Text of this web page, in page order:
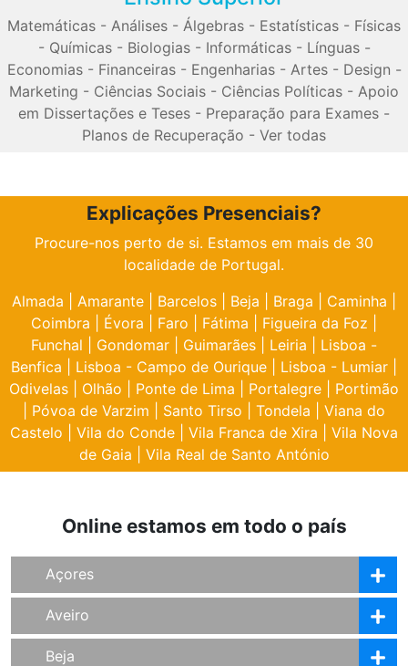
Matemáticas - Análises - Álgebras - Estatísticas - Físicas
- Químicas- Biologias- Informáticas- Línguas-
Economias- Financeiras- Engenharias- Artes- Design -
Marketing - Ciências Sociais - Ciências Políticas - Apoio
em Dissertações e Teses - Preparação para Exames -
Planos de Recuperação - Ver todas
Explicações Presenciais?
Procure-nos perto de si. Estamos em mais de 30
localidade de Portugal.
Almada
Amarante Barcelos Beja Braga Caminha
Coimbra
Évora Faro Fátima Figueira da Foz
Funchal
Gondomar Guimarães Leiria
Lisboa -
Benfica
Lisboa - Campo de Ourique Lisboa - Lumiar
Odivelas
Olhão Ponte de Lima Portalegre
Portimão
Póvoa de Varzim Santo Tirso Tondela
Viana do
Castelo
Vila do Conde Vila Franca de Xira
Vila Nova
de Gaia
Vila Real de Santo António
Online estamos em todo o país
Açores
Aveiro
Beja